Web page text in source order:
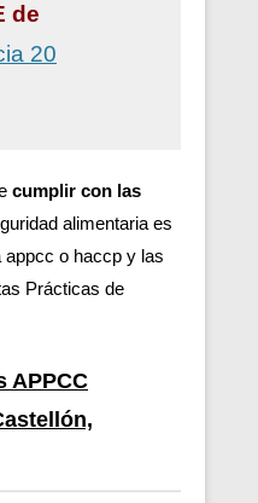
de
20
cumplir con las
alimentaria es
appcc o haccp y las
Prácticas de
APPCC